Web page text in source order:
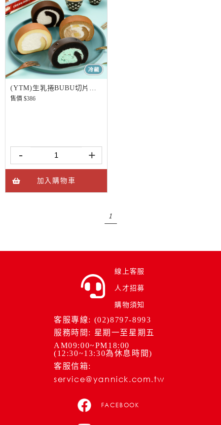
售價 $386
- +
加入購物車
1
線上客服
人才招募
購物須知
客服專線: (02)8797-8993
服務時間: 星期一至星期五
AM09:00~PM18:00
(12:30~13:30為休息時間)
客服信箱:
service@yannick.com.tw
FACEBOOK